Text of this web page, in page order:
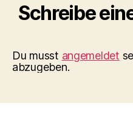
Schreibe
Du musst angemeldet
abzugeben.